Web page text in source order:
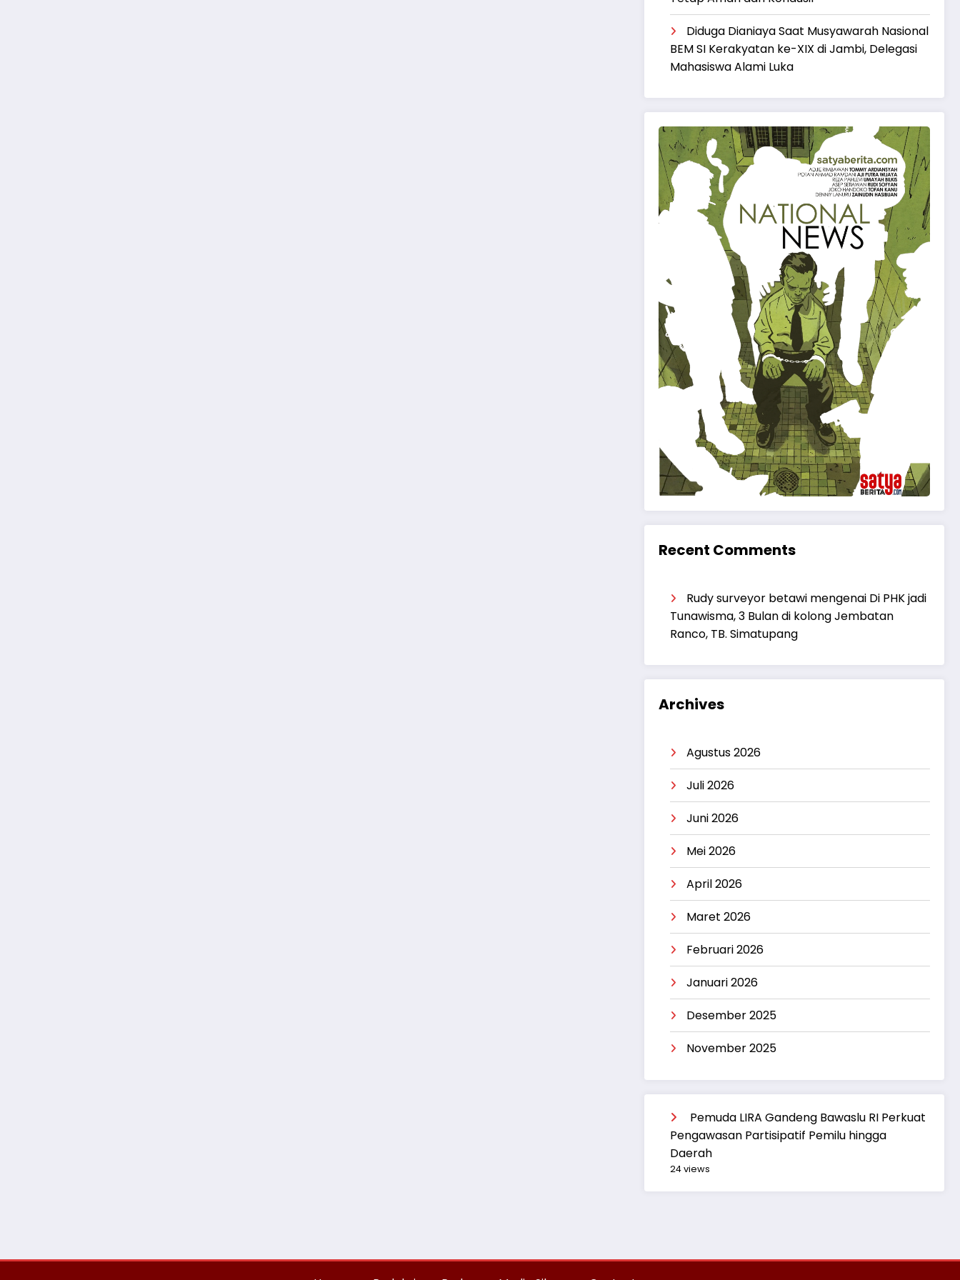
Diduga Dianiaya Saat Musyawarah Nasional
BEM SI Kerakyatan ke-XIX di Jambi, Delegasi
Mahasiswa Alami Luka
Recent Comments
Rudy surveyor betawi mengenai Di PHK jadi
Tunawisma, 3 Bulan di kolong Jembatan
Ranco, TB. Simatupang
Archives
Agustus 2026
Juli 2026
Juni 2026
Mei 2026
April 2026
Maret 2026
Februari 2026
Januari 2026
Desember 2025
November 2025
Pemuda LIRA Gandeng Bawaslu RI Perkuat
Pengawasan Partisipatif Pemilu hingga
Daerah
24 views